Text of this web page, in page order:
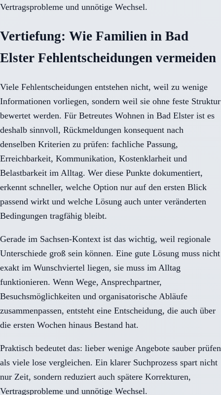
Vertragsprobleme und unnötige Wechsel.
Vertiefung: Wie Familien in Bad
Elster Fehlentscheidungen vermeiden
Viele Fehlentscheidungen entstehen nicht, weil zu wenige
Informationen vorliegen, sondern weil sie ohne feste Struktur
bewertet werden. Für Betreutes Wohnen in Bad Elster ist es
deshalb sinnvoll, Rückmeldungen konsequent nach
denselben Kriterien zu prüfen: fachliche Passung,
Erreichbarkeit, Kommunikation, Kostenklarheit und
Belastbarkeit im Alltag. Wer diese Punkte dokumentiert,
erkennt schneller, welche Option nur auf den ersten Blick
passend wirkt und welche Lösung auch unter veränderten
Bedingungen tragfähig bleibt.
Gerade im Sachsen-Kontext ist das wichtig, weil regionale
Unterschiede groß sein können. Eine gute Lösung muss nicht
exakt im Wunschviertel liegen, sie muss im Alltag
funktionieren. Wenn Wege, Ansprechpartner,
Besuchsmöglichkeiten und organisatorische Abläufe
zusammenpassen, entsteht eine Entscheidung, die auch über
die ersten Wochen hinaus Bestand hat.
Praktisch bedeutet das: lieber wenige Angebote sauber prüfen
als viele lose vergleichen. Ein klarer Suchprozess spart nicht
nur Zeit, sondern reduziert auch spätere Korrekturen,
Vertragsprobleme und unnötige Wechsel.